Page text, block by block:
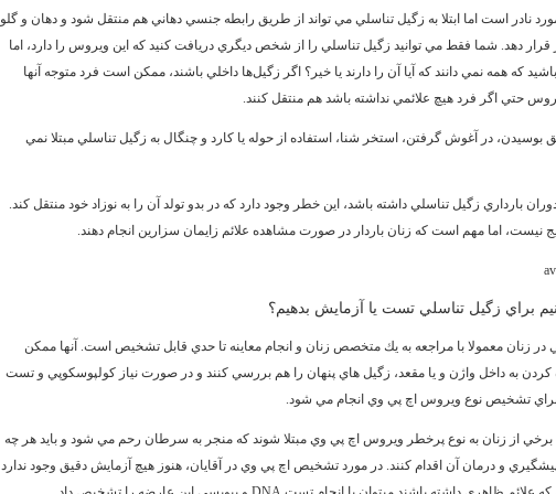
نادر است اما ابتلا به زگيل تناسلي مي تواند از طريق رابطه جنسي دهاني هم منتقل شود و دهان و گلو
قرار دهد. شما فقط مي توانيد زگيل تناسلي را از شخص ديگري دريافت كنيد كه اين ويروس را دارد، اما
كه همه نمي دانند كه آيا آن را دارند يا خير؟ اگر زگيل‌ها داخلي باشند، ممكن است فرد متوجه آنها
حتي اگر فرد هيچ علائمي نداشته باشد هم منتقل كنند.
بوسيدن، در آغوش گرفتن، استخر شنا، استفاده از حوله يا كارد و چنگال به زگيل تناسلي مبتلا نمي
بارداري زگيل تناسلي داشته باشد، اين خطر وجود دارد كه در بدو تولد آن را به نوزاد خود منتقل كند.
نيست، اما مهم است كه زنان باردار در صورت مشاهده علائم زايمان سزارين انجام دهند.
براي زگيل تناسلي تست يا آزمايش بدهيم؟
در زنان معمولا با مراجعه به يك متخصص زنان و انجام معاينه تا حدي قابل تشخيص است. آنها ممكن
كردن به داخل واژن و يا مقعد، زگيل هاي پنهان را هم بررسي كنند و در صورت نياز كولپوسكوپي و تست
تشخيص نوع ويروس اچ پي وي انجام مي شود.
از زنان به نوع پرخطر ويروس اچ پي وي مبتلا شوند كه منجر به سرطان رحم مي شود و بايد هر چه
و درمان آن اقدام كنند. در مورد تشخيص اچ پي وي در آقايان، هنوز هيچ آزمايش دقيق وجود ندارد